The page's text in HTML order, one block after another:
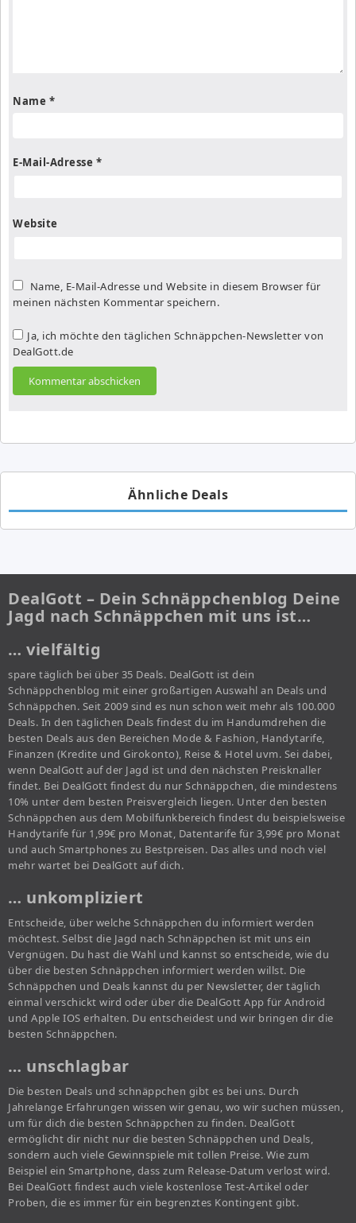
Name *
E-Mail-Adresse *
Website
Name, E-Mail-Adresse und Website in diesem Browser für
meinen nächsten Kommentar speichern.
Ja, ich möchte den täglichen Schnäppchen-Newsletter von
DealGott.de
Ähnliche Deals
DealGott – Dein Schnäppchenblog Deine
Jagd nach Schnäppchen mit uns ist…
… vielfältig
spare täglich bei über 35 Deals. DealGott ist dein
Schnäppchenblog mit einer großartigen Auswahl an Deals und
Schnäppchen. Seit 2009 sind es nun schon weit mehr als 100.000
Deals. In den täglichen Deals findest du im Handumdrehen die
besten Deals aus den Bereichen Mode & Fashion, Handytarife,
Finanzen (Kredite und Girokonto), Reise & Hotel uvm. Sei dabei,
wenn DealGott auf der Jagd ist und den nächsten Preisknaller
findet. Bei DealGott findest du nur Schnäppchen, die mindestens
10% unter dem besten Preisvergleich liegen. Unter den besten
Schnäppchen aus dem Mobilfunkbereich findest du beispielsweise
Handytarife für 1,99€ pro Monat, Datentarife für 3,99€ pro Monat
und auch Smartphones zu Bestpreisen. Das alles und noch viel
mehr wartet bei DealGott auf dich.
… unkompliziert
Entscheide, über welche Schnäppchen du informiert werden
möchtest. Selbst die Jagd nach Schnäppchen ist mit uns ein
Vergnügen. Du hast die Wahl und kannst so entscheide, wie du
über die besten Schnäppchen informiert werden willst. Die
Schnäppchen und Deals kannst du per Newsletter, der täglich
einmal verschickt wird oder über die DealGott App für Android
und Apple IOS erhalten. Du entscheidest und wir bringen dir die
besten Schnäppchen.
… unschlagbar
Die besten Deals und schnäppchen gibt es bei uns. Durch
Jahrelange Erfahrungen wissen wir genau, wo wir suchen müssen,
um für dich die besten Schnäppchen zu finden. DealGott
ermöglicht dir nicht nur die besten Schnäppchen und Deals,
sondern auch viele Gewinnspiele mit tollen Preise. Wie zum
Beispiel ein Smartphone, dass zum Release-Datum verlost wird.
Bei DealGott findest auch viele kostenlose Test-Artikel oder
Proben, die es immer für ein begrenztes Kontingent gibt.